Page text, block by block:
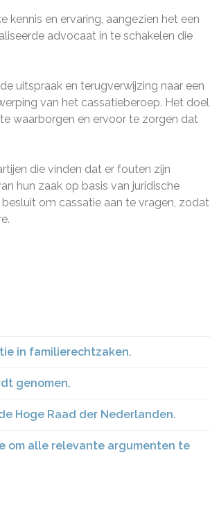
kennis en ervaring, aangezien het een
advocaat in te schakelen die
uitspraak en terugverwijzing naar een
van het cassatieberoep. Het doel
waarborgen en ervoor te zorgen dat
die vinden dat er fouten zijn
hun zaak op basis van juridische
om cassatie aan te vragen, zodat
in familierechtzaken.
genomen.
Hoge Raad der Nederlanden.
om alle relevante argumenten te